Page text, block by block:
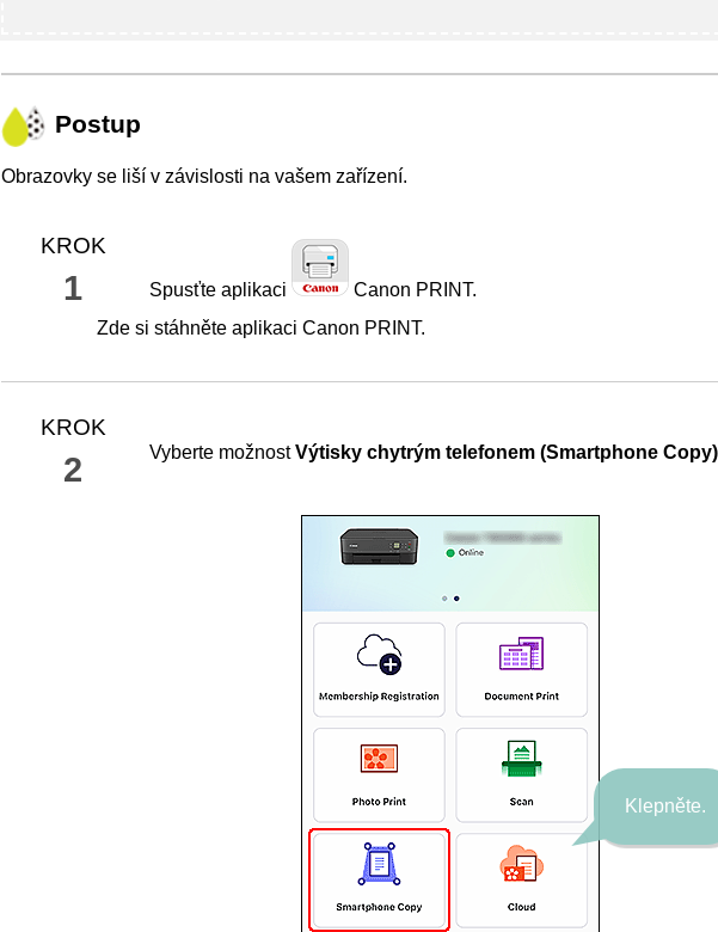
Postup
Obrazovky se liší v závislosti na vašem zařízení.
KROK
1 Spusťte aplikaci Canon PRINT.
Zde si stáhněte aplikaci Canon PRINT.
KROK
2 Vyberte možnostVýtisky chytrým telefonem (Smartphone Copy)
Klepněte.